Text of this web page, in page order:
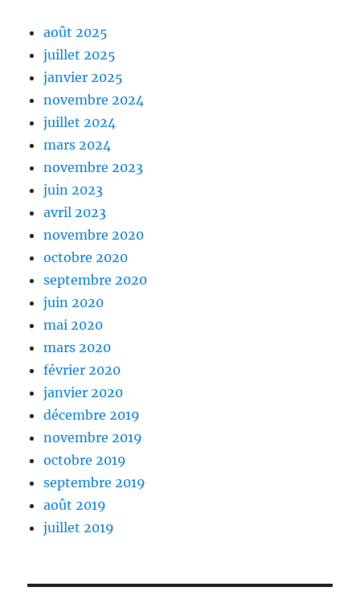
août 2025
juillet 2025
janvier 2025
novembre 2024
juillet 2024
mars 2024
novembre 2023
juin 2023
avril 2023
novembre 2020
octobre 2020
septembre 2020
juin 2020
mai 2020
mars 2020
février 2020
janvier 2020
décembre 2019
novembre 2019
octobre 2019
septembre 2019
août 2019
juillet 2019